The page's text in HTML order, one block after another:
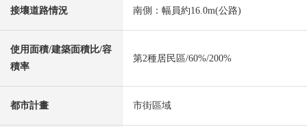
接壤道路情況 南側：幅員約16.0m(公路)
使用面積/建築面積比/容
積率
第2種居民區/60%/200%
都市計畫 市街區域